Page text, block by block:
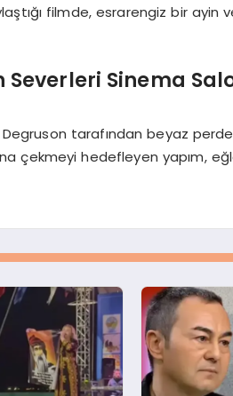
filmde, esrarengiz bir ayin
Sinema
tarafından beyaz
çekmeyi hedefleyen yapım,